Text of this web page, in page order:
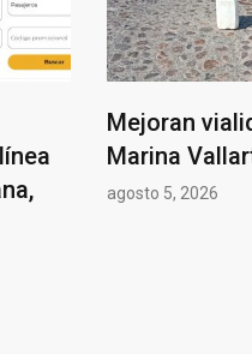
Mejoran
Marina
agosto 5, 2026